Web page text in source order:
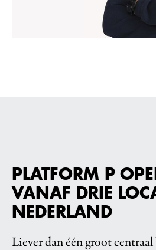
PLATFORM P
VANAF DRIE
NEDERLAND
Liever dan één groot